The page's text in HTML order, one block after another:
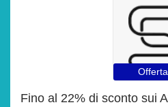
Offerta